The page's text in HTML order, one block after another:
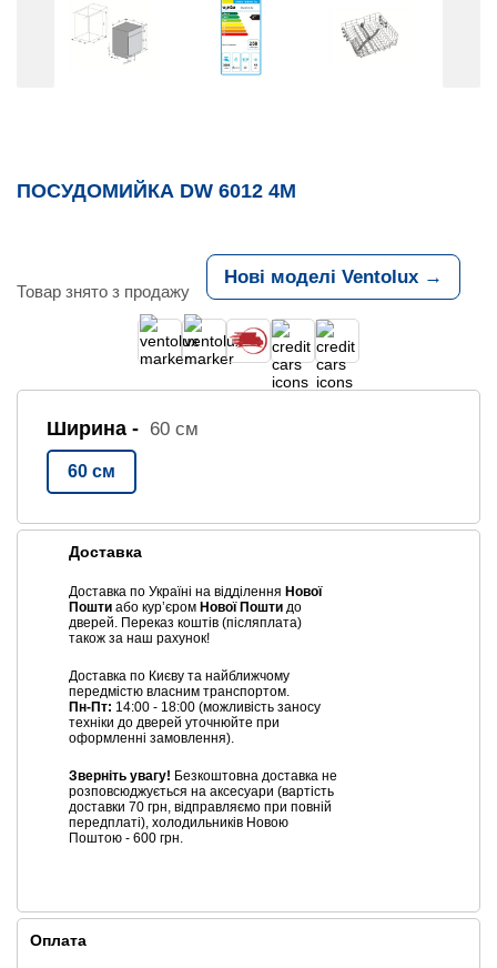
ПОСУДОМИЙКА DW 6012 4М
Товар знято з продажу
Нові моделі Ventolux →
Ширина - 60 см
60 см
Доставка
Доставка по Україні на відділення Нової
Пошти або курʼєром Нової Пошти до
дверей. Переказ коштів (післяплата)
також за наш рахунок!
Доставка по Києву та найближчому
передмістю власним транспортом.
Пн-Пт: 14:00 - 18:00 (можливість заносу
техніки до дверей уточнюйте при
оформленні замовлення).
Зверніть увагу! Безкоштовна доставка не
розповсюджується на аксесуари (вартість
доставки 70 грн, відправляємо при повній
передплаті), холодильників Новою
Поштою - 600 грн.
Оплата